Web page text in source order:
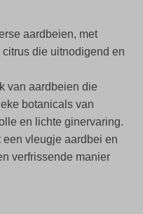
aardbeien, met
die uitnodigend en
van aardbeien die
botanicals van
en lichte ginervaring.
een vleugje aardbei en
verfrissende manier